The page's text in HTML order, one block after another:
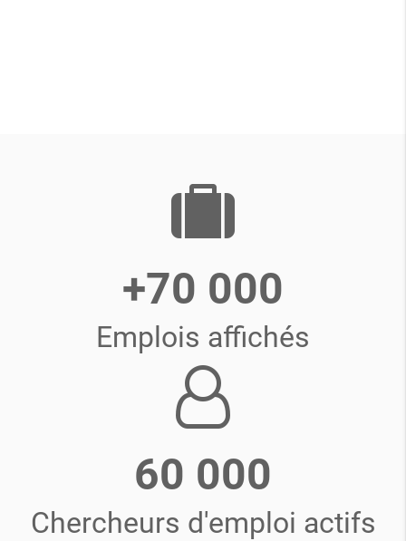
+70 000
Emplois affichés
60 000
Chercheurs d'emploi actifs